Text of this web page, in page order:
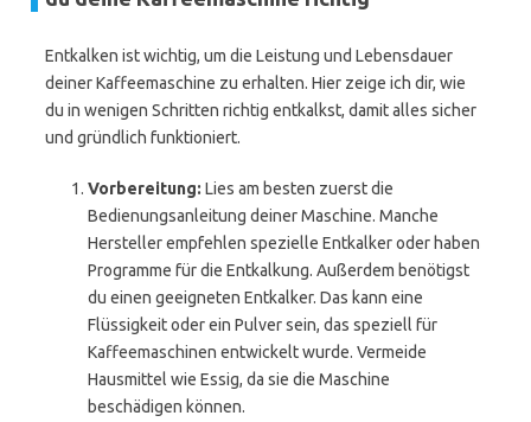
Entkalken ist wichtig, um die Leistung und Lebensdauer
deiner Kaffeemaschine zu erhalten. Hier zeige ich dir, wie
du in wenigen Schritten richtig entkalkst, damit alles sicher
und gründlich funktioniert.
Vorbereitung: Lies am besten zuerst die
Bedienungsanleitung deiner Maschine. Manche
Hersteller empfehlen spezielle Entkalker oder haben
Programme für die Entkalkung. Außerdem benötigst
du einen geeigneten Entkalker. Das kann eine
Flüssigkeit oder ein Pulver sein, das speziell für
Kaffeemaschinen entwickelt wurde. Vermeide
Hausmittel wie Essig, da sie die Maschine
beschädigen können.